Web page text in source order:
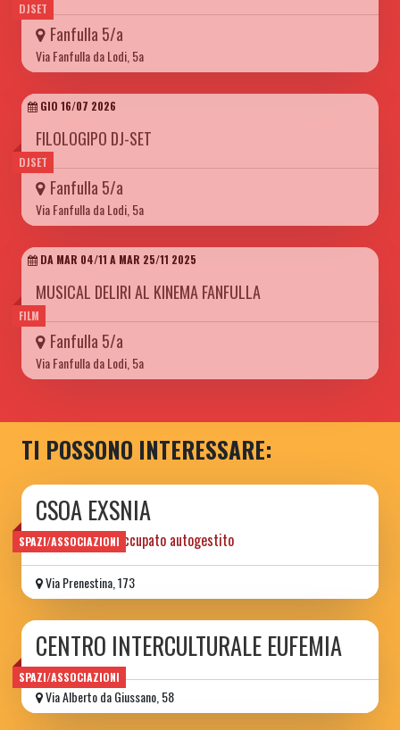
DJSET
Fanfulla 5/a
Via Fanfulla da Lodi, 5a
DJSET
GIO 16/07 2026
FILOLOGIPO DJ-SET
Fanfulla 5/a
Via Fanfulla da Lodi, 5a
FILM
DA MAR 04/11 A MAR 25/11 2025
MUSICAL DELIRI AL KINEMA FANFULLA
Fanfulla 5/a
Via Fanfulla da Lodi, 5a
TI POSSONO INTERESSARE:
SPAZI/ASSOCIAZIONI
CSOA EXSNIA
centro sociale occupato autogestito
Via Prenestina, 173
SPAZI/ASSOCIAZIONI
CENTRO INTERCULTURALE EUFEMIA
Via Alberto da Giussano, 58